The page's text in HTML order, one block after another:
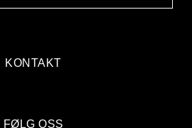
KONTAKT
FØLG OSS